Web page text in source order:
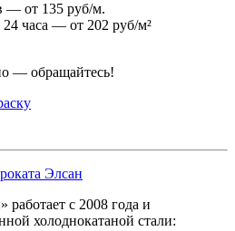
— от 135 руб/м.
24 часа — от 202 руб/м²
— обращайтесь!
с 2008 года и
холоднокатаной стали: